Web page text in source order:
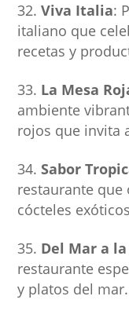
Viva Italia:
italiano que
recetas y
La Mesa
ambiente
rojos que invita
Sabor
restaurante que
cócteles
Del Mar a
restaurante
y platos del mar.